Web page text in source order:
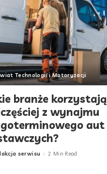
Technologii i Motoryzacji
branże korzystają
z wynajmu
aut
serwisu 2 Min Read